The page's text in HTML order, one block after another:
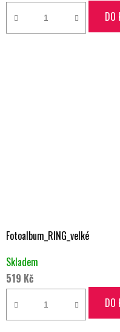
DO
Fotoalbum_RING_velké
Skladem
519 Kč
DO